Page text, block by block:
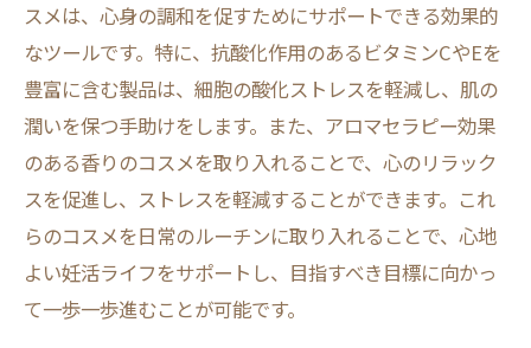
スメは、心身の調和を促すためにサポートできる効果的
なツールです。特に、抗酸化作用のあるビタミンCやEを
豊富に含む製品は、細胞の酸化ストレスを軽減し、肌の
潤いを保つ手助けをします。また、アロマセラピー効果
のある香りのコスメを取り入れることで、心のリラック
スを促進し、ストレスを軽減することができます。これ
らのコスメを日常のルーチンに取り入れることで、心地
よい妊活ライフをサポートし、目指すべき目標に向かっ
て一歩一歩進むことが可能です。